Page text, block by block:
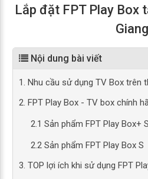
Lắp đặt FPT Play Box
Giang
Nội dung bài viết
1. Nhu cầu sử dụng TV Box trên
2. FPT Play Box - TV box chính
2.1 Sản phẩm FPT Play Box+
2.2 Sản phẩm FPT Play Box S
3. TOP lợi ích khi sử dụng FPT